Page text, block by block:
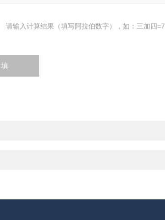
请输入计算结果（填写阿拉伯数字），如：三加四=7